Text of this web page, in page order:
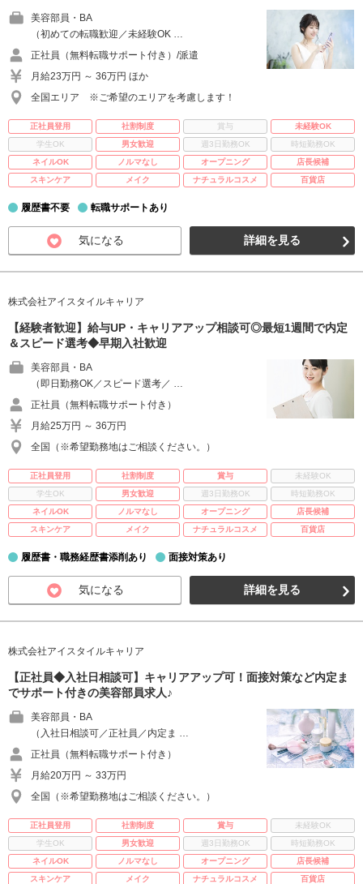
美容部員・BA
（初めての転職歓迎／未経験OK …
正社員（無料転職サポート付き）/派遣
月給23万円 ～ 36万円 ほか
全国エリア ※ご希望のエリアを考慮します！
正社員登用 社割制度 賞与
未経験OK
学生OK
男女歓迎 週3日勤務OK
時短勤務OK
ネイルOK
ノルマなし オープニング
店長候補
スキンケア
メイク ナチュラルコスメ 百貨店
履歴書不要 転職サポートあり
気になる 詳細を見る
株式会社アイスタイルキャリア
【経験者歓迎】給与UP・キャリアアップ相談可◎最短1週間で内定
＆スピード選考◆早期入社歓迎
美容部員・BA
（即日勤務OK／スピード選考／ …
正社員（無料転職サポート付き）
月給25万円 ～ 36万円
全国（※希望勤務地はご相談ください。）
正社員登用 社割制度 賞与
未経験OK
学生OK
男女歓迎 週3日勤務OK
時短勤務OK
ネイルOK
ノルマなし オープニング
店長候補
スキンケア
メイク ナチュラルコスメ 百貨店
履歴書・職務経歴書添削あり 面接対策あり
気になる 詳細を見る
株式会社アイスタイルキャリア
【正社員◆入社日相談可】キャリアアップ可！面接対策など内定ま
でサポート付きの美容部員求人♪
美容部員・BA
（入社日相談可／正社員／内定ま …
正社員（無料転職サポート付き）
月給20万円 ～ 33万円
全国（※希望勤務地はご相談ください。）
正社員登用 社割制度 賞与
未経験OK
学生OK
男女歓迎 週3日勤務OK
時短勤務OK
ネイルOK
ノルマなし オープニング
店長候補
スキンケア
メイク ナチュラルコスメ 百貨店